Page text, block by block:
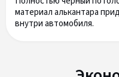
материал алькантара
внутри автомобиля.